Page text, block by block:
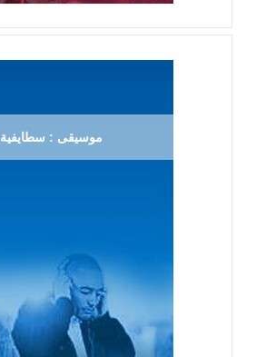
موسيقى : سطايفية